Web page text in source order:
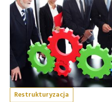
Restrukturyzacja